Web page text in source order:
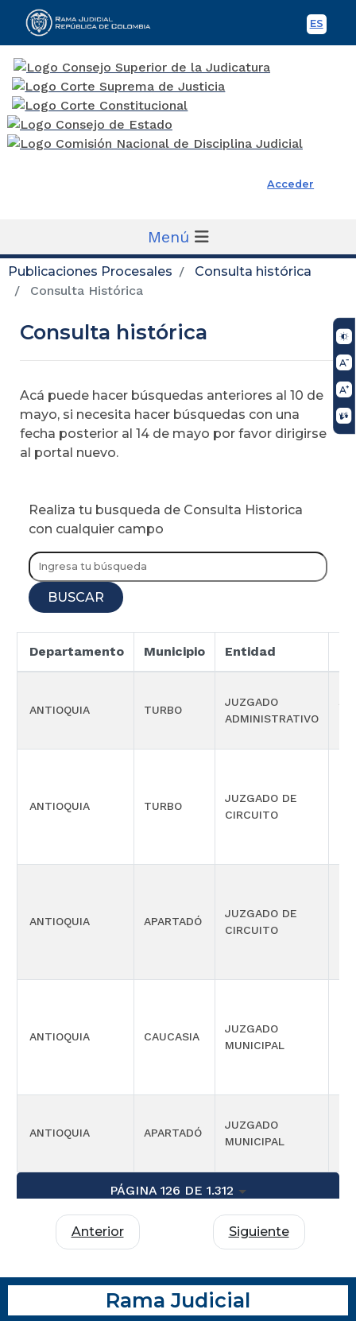
ES
Rama Judicial
Acceder
Menú
Publicaciones Procesales
Consulta histórica
Consulta Histórica
Consulta histórica
Acá puede hacer búsquedas anteriores al 10 de
mayo, si necesita hacer búsquedas con una
fecha posterior al 14 de mayo por favor dirigirse
al portal nuevo.
Realiza tu busqueda de Consulta Historica
con cualquier campo
BUSCAR
Departamento Municipio Entidad
ANTIOQUIA TURBO
JUZGADO
ADMINISTRATIVO
ANTIOQUIA TURBO
JUZGADO DE
CIRCUITO
ANTIOQUIA APARTADÓ
JUZGADO DE
CIRCUITO
ANTIOQUIA CAUCASIA
JUZGADO
MUNICIPAL
ANTIOQUIA APARTADÓ
JUZGADO
MUNICIPAL
PÁGINA 126 DE 1.312
Anterior Siguiente
Rama Judicial